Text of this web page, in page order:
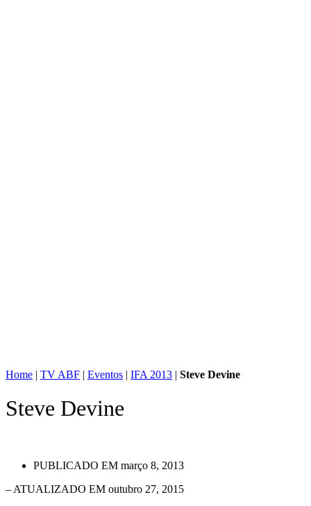
Home | TV ABF | Eventos | IFA 2013 | Steve Devine
Steve Devine
PUBLICADO EM março 8, 2013
– ATUALIZADO EM outubro 27, 2015